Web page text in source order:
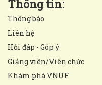
Thông tin:
Thông báo
Liên hệ
Hỏi đáp - Góp ý
Giảng viên/Viên chức
Khám phá VNUF